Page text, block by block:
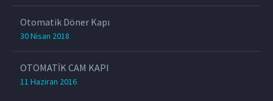
Otomatik Döner Kapı
30 Nisan 2018
OTOMATİK CAM KAPI
11 Haziran 2016